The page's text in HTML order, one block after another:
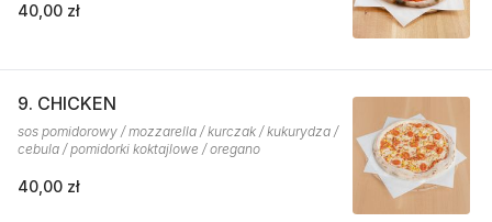
40,00 zł
9. CHICKEN
sos pomidorowy / mozzarella / kurczak / kukurydza /
cebula / pomidorki koktajlowe / oregano
40,00 zł